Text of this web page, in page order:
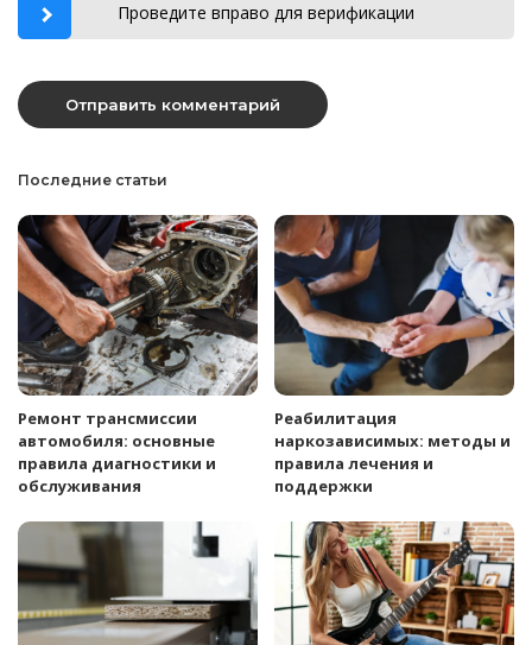
Проведите вправо для верификации
Последние статьи
Ремонт трансмиссии
автомобиля: основные
правила диагностики и
обслуживания
Реабилитация
наркозависимых: методы и
правила лечения и
поддержки